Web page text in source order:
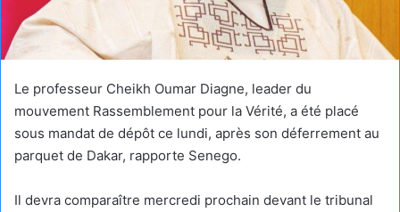
Le professeur Cheikh Oumar Diagne, leader du
mouvement Rassemblement pour la Vérité, a été placé
sous mandat de dépôt ce lundi, après son déferrement au
parquet de Dakar, rapporte Senego.
Il devra comparaître mercredi prochain devant le tribunal